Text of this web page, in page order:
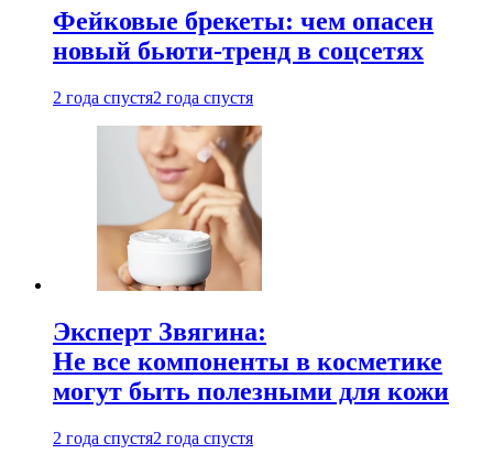
Фейковые брекеты: чем опасен
новый бьюти-тренд в соцсетях
2 года спустя2 года спустя
Эксперт Звягина:
Не все компоненты в косметике
могут быть полезными для кожи
2 года спустя2 года спустя